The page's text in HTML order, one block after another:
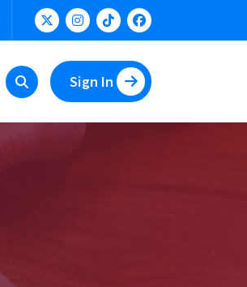
Sign In